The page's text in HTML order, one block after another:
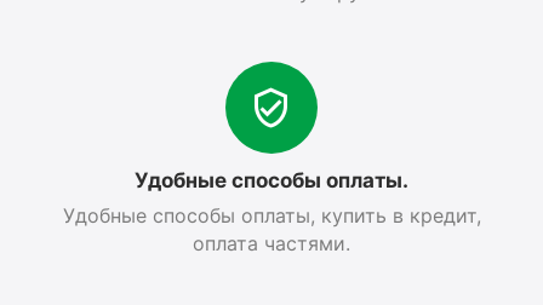
Удобные способы оплаты.
Удобные способы оплаты, купить в кредит,
оплата частями.